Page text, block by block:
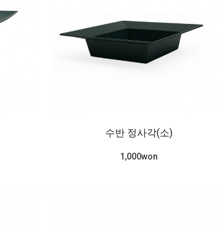
수반 정사각(소)
1,000won